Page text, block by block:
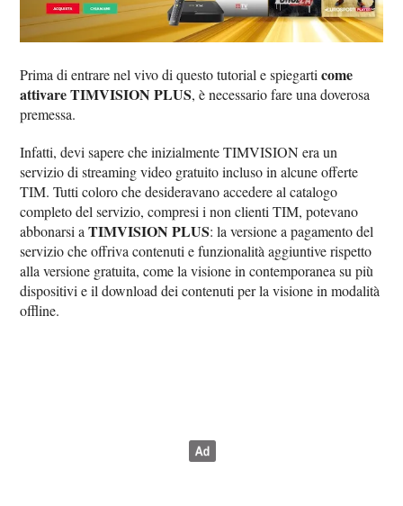
Prima di entrare nel vivo di questo tutorial e spiegarticome
attivare TIMVISION PLUS, è necessario fare una doverosa
premessa.
Infatti, devi sapere che inizialmente TIMVISION era un
servizio di streaming video gratuito incluso in alcune offerte
TIM. Tutti coloro che desideravano accedere al catalogo
completo del servizio, compresi i non clienti TIM, potevano
abbonarsi aTIMVISION PLUS: la versione a pagamento del
servizio che offriva contenuti e funzionalità aggiuntive rispetto
alla versione gratuita, come la visione in contemporanea su più
dispositivi e il download dei contenuti per la visione in modalità
offline.